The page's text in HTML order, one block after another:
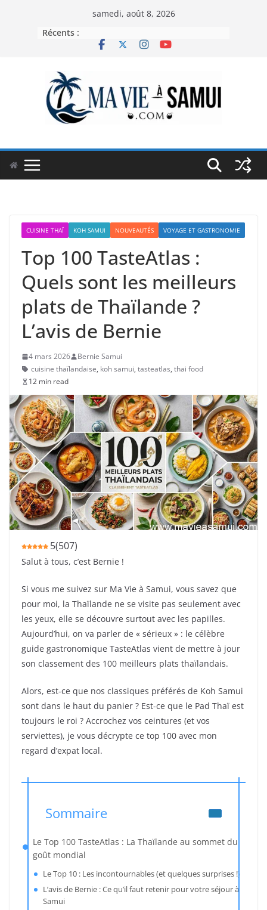
samedi, août 8, 2026
Récents :
CUISINE THAÏ KOH SAMUI NOUVEAUTÉS VOYAGE ET GASTRONOMIE
Top 100 TasteAtlas :
Quels sont les meilleurs
plats de Thaïlande ?
L’avis de Bernie
4 mars 2026
Bernie Samui
cuisine thaïlandaise, koh samui, tasteatlas, thai food
12 min read
5(507)
Salut à tous, c’est Bernie !
Si vous me suivez sur Ma Vie à Samui, vous savez que
pour moi, la Thaïlande ne se visite pas seulement avec
les yeux, elle se découvre surtout avec les papilles.
Aujourd’hui, on va parler de « sérieux » : le célèbre
guide gastronomique TasteAtlas vient de mettre à jour
son classement des 100 meilleurs plats thaïlandais.
Alors, est-ce que nos classiques préférés de Koh Samui
sont dans le haut du panier ? Est-ce que le Pad Thaï est
toujours le roi ? Accrochez vos ceintures (et vos
serviettes), je vous décrypte ce top 100 avec mon
regard d’expat local.
Sommaire
Le Top 100 TasteAtlas : La Thaïlande au sommet du
goût mondial
Le Top 10 : Les incontournables (et quelques surprises !)
L’avis de Bernie : Ce qu’il faut retenir pour votre séjour à
Samui